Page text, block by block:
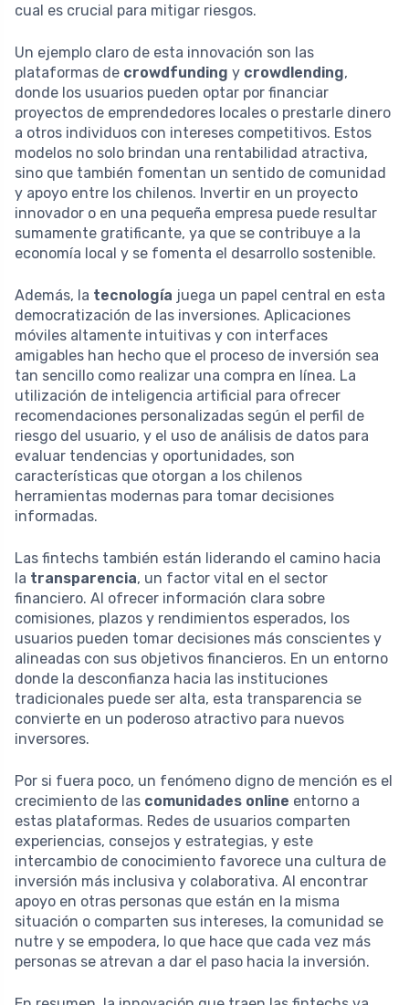
cual es crucial para mitigar riesgos.
Un ejemplo claro de esta innovación son las
plataformas de crowdfunding y crowdlending,
donde los usuarios pueden optar por financiar
proyectos de emprendedores locales o prestarle dinero
a otros individuos con intereses competitivos. Estos
modelos no solo brindan una rentabilidad atractiva,
sino que también fomentan un sentido de comunidad
y apoyo entre los chilenos. Invertir en un proyecto
innovador o en una pequeña empresa puede resultar
sumamente gratificante, ya que se contribuye a la
economía local y se fomenta el desarrollo sostenible.
Además, la tecnología juega un papel central en esta
democratización de las inversiones. Aplicaciones
móviles altamente intuitivas y con interfaces
amigables han hecho que el proceso de inversión sea
tan sencillo como realizar una compra en línea. La
utilización de inteligencia artificial para ofrecer
recomendaciones personalizadas según el perfil de
riesgo del usuario, y el uso de análisis de datos para
evaluar tendencias y oportunidades, son
características que otorgan a los chilenos
herramientas modernas para tomar decisiones
informadas.
Las fintechs también están liderando el camino hacia
la transparencia, un factor vital en el sector
financiero. Al ofrecer información clara sobre
comisiones, plazos y rendimientos esperados, los
usuarios pueden tomar decisiones más conscientes y
alineadas con sus objetivos financieros. En un entorno
donde la desconfianza hacia las instituciones
tradicionales puede ser alta, esta transparencia se
convierte en un poderoso atractivo para nuevos
inversores.
Por si fuera poco, un fenómeno digno de mención es el
crecimiento de las comunidades online entorno a
estas plataformas. Redes de usuarios comparten
experiencias, consejos y estrategias, y este
intercambio de conocimiento favorece una cultura de
inversión más inclusiva y colaborativa. Al encontrar
apoyo en otras personas que están en la misma
situación o comparten sus intereses, la comunidad se
nutre y se empodera, lo que hace que cada vez más
personas se atrevan a dar el paso hacia la inversión.